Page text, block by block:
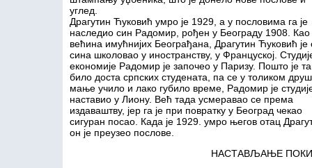
углед.
Драгутин Ћуковић умро је 1929, а у пословима га је
наследио син Радомир, рођен у Београду 1908. Као
већина имућнијих Београђана, Драгутин Ћуковић је
сина школовао у иностранству, у Француској.
економије Радомир је започео у Паризу. Пошто је
било доста српских студената, па се у толиком
мање учило и лако губило време, Радомир је
наставио у Лиону. Већ тада усмеравао се према
издаваштву, јер га је при повратку у Београд чекао
сигуран посао. Када је 1929. умро његов отац
он је преузео послове.
НАСТАВЉАЊЕ